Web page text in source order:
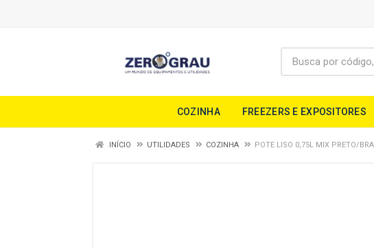
COZINHA FREEZERS E EXPOSITORES
INÍCIO UTILIDADES COZINHA POTE LISO 0,75L MIX PRETO/